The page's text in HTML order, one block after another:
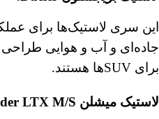
این سری لاستیک‌ها برای
جاده‌ای و آب و هوایی
برای SUVها هستند.
لاستیک میشلن LTX M/S